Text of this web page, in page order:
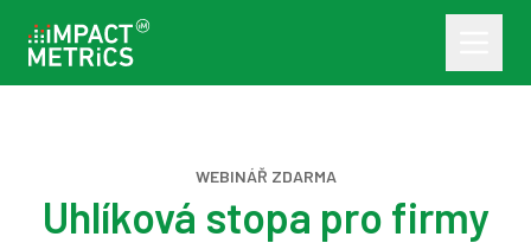
WEBINÁŘ ZDARMA
Uhlíková stopa pro firmy